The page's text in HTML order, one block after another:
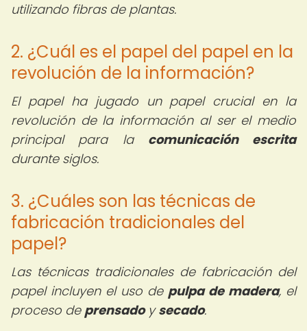
utilizando fibras de plantas.
2. ¿Cuál es el papel del papel en la
revolución de la información?
El papel ha jugado un papel crucial en la
revolución de la información al ser el medio
principal para la comunicación escrita
durante siglos.
3. ¿Cuáles son las técnicas de
fabricación tradicionales del
papel?
Las técnicas tradicionales de fabricación del
papel incluyen el uso de pulpa de madera, el
proceso de prensadoysecado.